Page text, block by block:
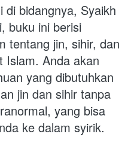
di bidangnya, Syaikh
buku ini berisi
tentang jin, sihir, dan
Islam. Anda akan
yang dibutuhkan
jin dan sihir tanpa
yang bisa
ke dalam syirik.